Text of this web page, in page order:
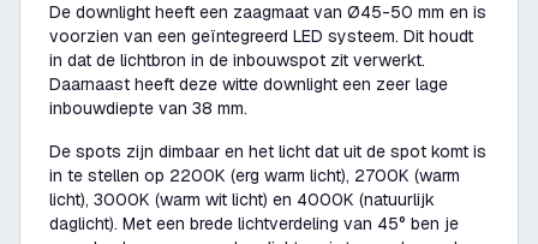
De downlight heeft een zaagmaat van Ø45-50 mm en is
voorzien van een geïntegreerd LED systeem. Dit houdt
in dat de lichtbron in de inbouwspot zit verwerkt.
Daarnaast heeft deze witte downlight een zeer lage
inbouwdiepte van 38 mm.
De spots zijn dimbaar en het licht dat uit de spot komt is
in te stellen op 2200K (erg warm licht), 2700K (warm
licht), 3000K (warm wit licht) en 4000K (natuurlijk
daglicht). Met een brede lichtverdeling van 45° ben je